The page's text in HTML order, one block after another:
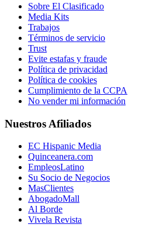
Sobre El Clasificado
Media Kits
Trabajos
Términos de servicio
Trust
Evite estafas y fraude
Política de privacidad
Política de cookies
Cumplimiento de la CCPA
No vender mi información
Nuestros Afiliados
EC Hispanic Media
Quinceanera.com
EmpleosLatino
Su Socio de Negocios
MasClientes
AbogadoMall
Al Borde
Vivela Revista